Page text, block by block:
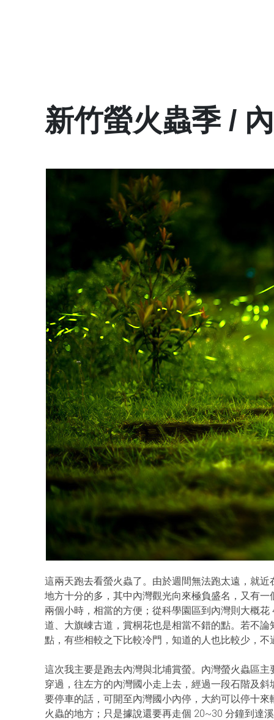
新竹螢火蟲季 /
這兩天跑去看螢火蟲了。由於週間無法跑太遠，就
地方十分的多，其中內灣觀光向來極負盛名，又有
兩個小時，相當的方便；從科學園區到內灣則大概
道、大旗崠古道，賞桐花也是相當不錯的點。若不
點，有些相較之下比較冷門，知道的人也比較少，
這次我主要是跑去內灣與北埔賞螢。內灣螢火蟲區
穿過，往左方的內灣國小走上去，經過一段石階及
要停車的話，可開至內灣國小內停，大約可以停十
火蟲的地方；只是據說還要再走個 20~30 分鐘到達